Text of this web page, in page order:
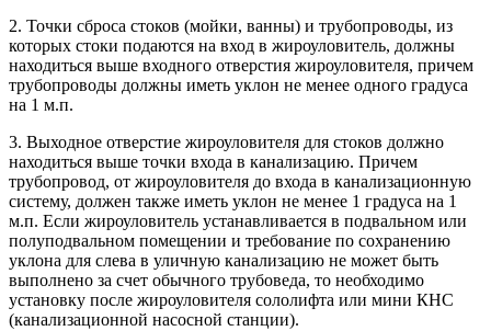
2. Точки сброса стоков (мойки, ванны) и трубопроводы, из
которых стоки подаются на вход в жироуловитель, должны
находиться выше входного отверстия жироуловителя, причем
трубопроводы должны иметь уклон не менее одного градуса
на 1 м.п.
3. Выходное отверстие жироуловителя для стоков должно
находиться выше точки входа в канализацию. Причем
трубопровод, от жироуловителя до входа в канализационную
систему, должен также иметь уклон не менее 1 градуса на 1
м.п. Если жироуловитель устанавливается в подвальном или
полуподвальном помещении и требование по сохранению
уклона для слева в уличную канализацию не может быть
выполнено за счет обычного трубоведа, то необходимо
установку после жироуловителя сололифта или мини КНС
(канализационной насосной станции).